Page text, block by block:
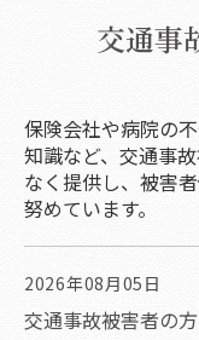
交通事
保険会社や病院の
知識など、交通事
なく提供し、被害
努めています。
2026年08月05日
交通事故被害者の